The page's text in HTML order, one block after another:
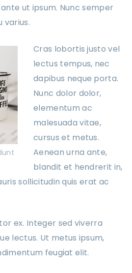
ut ipsum. Nunc semper
varius.
Cras lobortis justo vel
lectus tempus, nec
dapibus neque porta.
Nunc dolor dolor,
elementum ac
malesuada vitae,
cursus et metus.
Aenean urna ante,
blandit et hendrerit in,
sollicitudin quis erat ac
ex. Integer sed viverra
lectus. Ut metus ipsum,
feugiat elit.